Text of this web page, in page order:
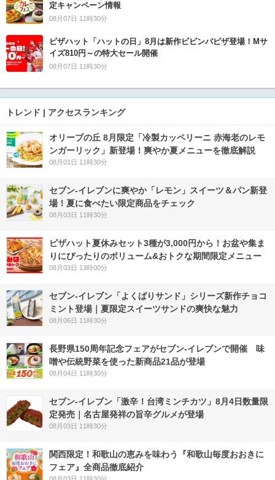
定キャンペーン情報
08月07日 11時30分
ピザハット「ハットの日」8月は新作ビビンバピザ登場！Mサ
イズ810円～の特大セール開催
08月07日 11時30分
トレンド | アクセスランキング
オリーブの丘 8月限定「冷製カッペリーニ 赤海老のレモ
ンガーリック」新登場！爽やか夏メニューを徹底解説
08月01日 11時30分
セブン‐イレブンに爽やか「レモン」スイーツ＆パン新登
場！夏に食べたい限定商品をチェック
08月03日 11時30分
ピザハット夏休みセット3種が3,000円から！お盆や集ま
りにぴったりのボリューム&おトクな期間限定メニュー
08月03日 13時00分
セブン‐イレブン「よくばりサンド」シリーズ新作チョコ
ミント登場｜夏限定スイーツサンドの爽快な魅力
08月06日 11時30分
長野県150周年記念フェアがセブン-イレブンで開催 味
噌や伝統野菜を使った新商品21品が登場
08月04日 11時30分
セブン-イレブン「激辛！台湾ミンチカツ」8月4日数量限
定発売｜名古屋発祥の旨辛グルメが登場
08月03日 11時30分
関西限定！和歌山の恵みを味わう『和歌山毎度おおきに
フェア』全商品徹底紹介